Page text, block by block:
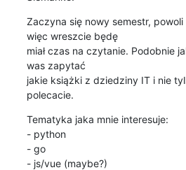
Zaczyna się nowy semestr,
więc wreszcie będę
miał czas na czytanie. Podobnie
was zapytać
jakie książki z dziedziny IT i nie
polecacie.
Tematyka jaka mnie interesuje:
- python
- go
- js/vue (maybe?)